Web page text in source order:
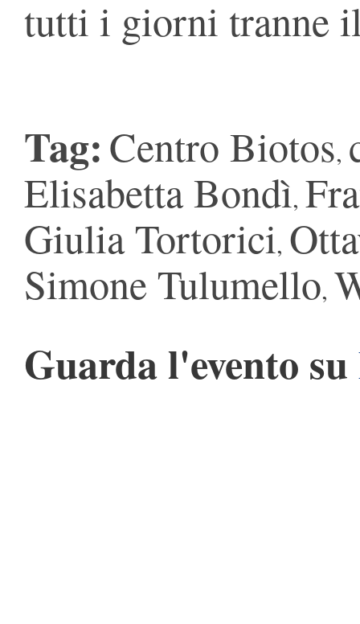
tutti i giorni tranne
Tag:Centro Biotos,
Elisabetta Bondì,
Giulia Tortorici,
Simone Tulumello,
Guarda l'evento su